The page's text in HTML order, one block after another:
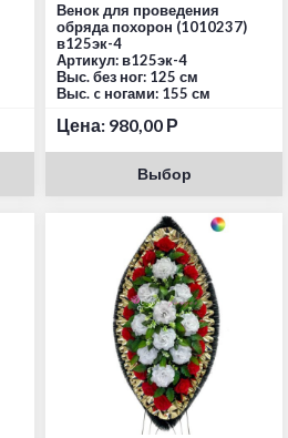
Венок для проведения
обряда похорон (1010237)
в125эк-4
Артикул: в125эк-4
Выс. без ног: 125 см
Выс. c ногами: 155 см
Цена: 980,00 Р
Выбор